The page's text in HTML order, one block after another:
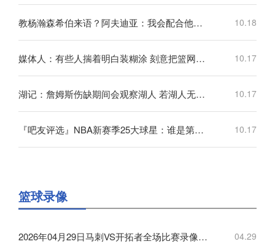
教杨瀚森希伯来语？阿夫迪亚：我会配合他的情况 先帮他学好英语 10.18
媒体人：有些人揣着明白装糊涂 刻意把篮网主教练形容成一个恶人 10.17
湖记：詹姆斯伤缺期间会观察湖人 若湖人无法赢球他可能会离开 10.17
『吧友评选』NBA新赛季25大球星：谁是第四小前锋？ 10.17
篮球录像
2026年04月29日马刺VS开拓者全场比赛录像回放 04.29